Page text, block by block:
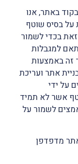
בקוד באתר, אנו
על בסיס שוטף
זאת בכדי לשמור
למגבלות
זה באמצעות
אתר ועריכת
על ידי
אשר לא תמיד
לשמור על
מדפדפן